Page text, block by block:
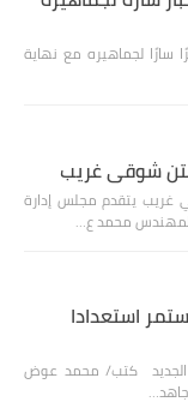
لجماهيره مع نهاية
شوقي غريب
غريب يتقدم مجلس إدارة
محمد ع…
استعدادا
الجديد كتب/ محمد عوض